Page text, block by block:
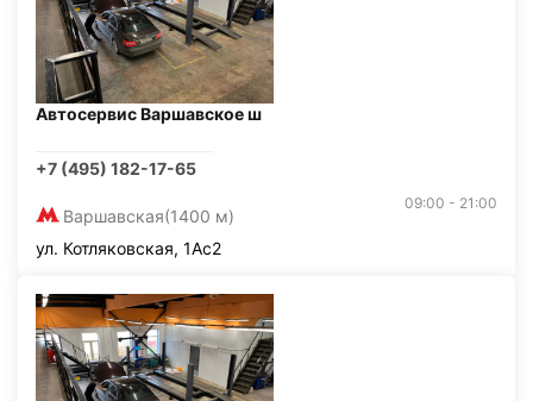
Автосервис Варшавское ш
+7 (495) 182-17-65
Варшавская(1400 м)
09:00 - 21:00
ул. Котляковская, 1Ас2